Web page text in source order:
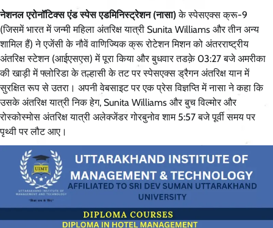
नेशनल एरोनॉटिक्स एंड स्पेस एडमिनिस्ट्रेशन (नासा)के स्पेसएक्स क्रू-9
(जिसमें भारत में जन्मी महिला अंतरिक्ष यात्री Sunita Williams और तीन अन्य
शामिल हैं) ने एजेंसी के नौवें वाणिज्यिक क्रू रोटेशन मिशन को अंतरराष्ट्रीय
अंतरिक्ष स्टेशन (आईएसएस) में पूरा किया और बुधवार तडक़े 03:27 बजे अमरीका
की खाड़ी में फ्लोरिडा के तल्हासी के तट पर स्पेसएक्स ड्रैगन अंतरिक्ष यान में
सुरक्षित रूप से उतरा। अपनी वेबसाइट पर एक प्रेस विज्ञप्ति में नासा ने कहा कि
उसके अंतरिक्ष यात्री निक हेग, Sunita Williams और बुच विल्मोर और
रोस्कोस्मोस अंतरिक्ष यात्री अलेक्जेंडर गोरबुनोव शाम 5:57 बजे पूर्वी समय पर
पृथ्वी पर लौट आए।